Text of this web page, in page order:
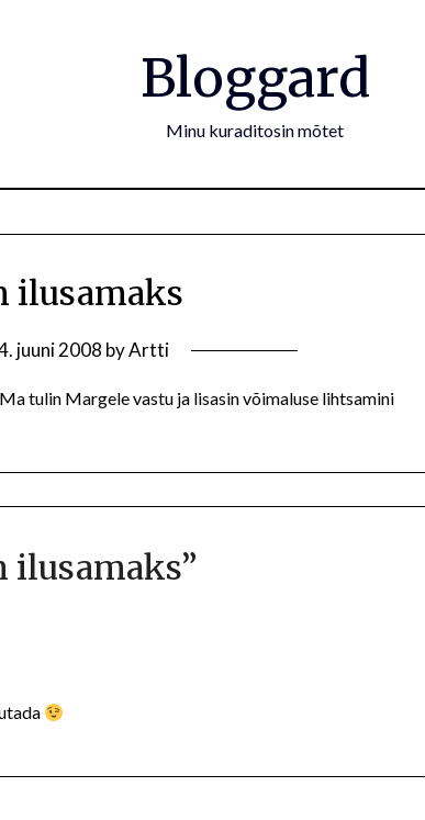
Bloggard
Minu kuraditosin mõtet
ilusamaks
juuni 2008 byArtti
tulin Margele vastu ja lisasin võimaluse lihtsamini
ilusamaks”